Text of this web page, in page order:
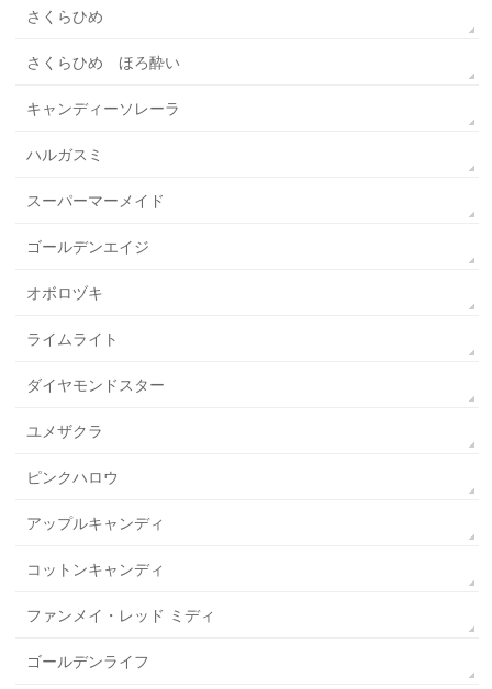
さくらひめ
さくらひめ ほろ酔い
キャンディーソレーラ
ハルガスミ
スーパーマーメイド
ゴールデンエイジ
オボロヅキ
ライムライト
ダイヤモンドスター
ユメザクラ
ピンクハロウ
アップルキャンディ
コットンキャンディ
ファンメイ・レッド ミディ
ゴールデンライフ